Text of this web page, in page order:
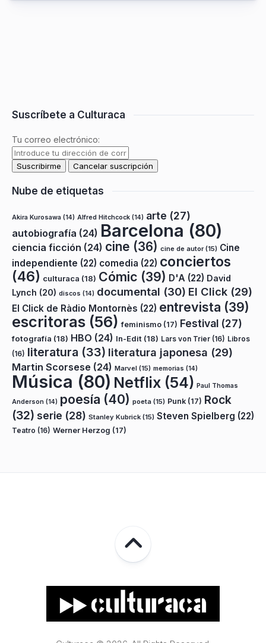
Suscríbete a Culturaca
Tu correo electrónico:
Nube de etiquetas
Akira Kurosawa (14) Alfred Hitchcock (14) arte (27)
autobiografía (24) Barcelona (80)
ciencia ficción (24) cine (36) cine de autor(15) Cine
independiente (22) comedia (22) conciertos
(46) culturaca (18) Cómic (39) D'A (22) David
Lynch (20) discos (14) documental (30) El Click (29)
El Click de Ràdio Montornès (22) entrevista (39)
escritoras (56) feminismo (17) Festival (27)
fotografía (18) HBO (24) In-Edit (18) Lars von Trier (16) Libros
(16) literatura (33) literatura japonesa (29)
Martin Scorsese (24) Marvel (15) memorias (14)
Música (80) Netflix (54) Paul Thomas
Anderson (14) poesía (40) poeta (15) Punk (17) Rock
(32) serie (28) Stanley Kubrick (15) Steven Spielberg (22)
Teatro (16) Werner Herzog (17)